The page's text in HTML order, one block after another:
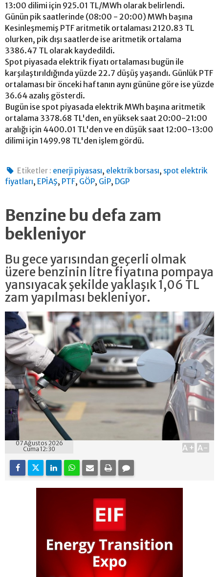
13:00 dilimi için 925.01 TL/MWh olarak belirlendi.
Günün pik saatlerinde (08:00 - 20:00) MWh başına
Kesinleşmemiş PTF aritmetik ortalaması 2120.83 TL
olurken, pik dışı saatlerde ise aritmetik ortalama
3386.47 TL olarak kaydedildi.
Spot piyasada elektrik fiyatı ortalaması bugün ile
karşılaştırıldığında yüzde 22.7 düşüş yaşandı. Günlük PTF
ortalaması bir önceki haftanın aynı gününe göre ise yüzde
36.64 azalış gösterdi.
Bugün ise spot piyasada elektrik MWh başına aritmetik
ortalama 3378.68 TL'den, en yüksek saat 20:00-21:00
aralığı için 4400.01 TL'den ve en düşük saat 12:00-13:00
dilimi için 1499.98 TL'den işlem gördü.
Etiketler : enerji piyasası, elektrik borsası, spot elektrik
fiyatları, EPİAŞ, PTF, GÖP, GİP, DGP
Benzine bu defa zam
bekleniyor
Bu gece yarısından geçerli olmak
üzere benzinin litre fiyatına pompaya
yansıyacak şekilde yaklaşık 1,06 TL
zam yapılması bekleniyor.
07 Ağustos 2026
Cuma 12:30
A+ A-